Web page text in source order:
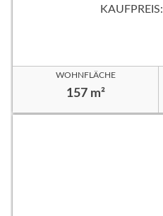
KAUFPREIS:
WOHNFLÄCHE
157 m²